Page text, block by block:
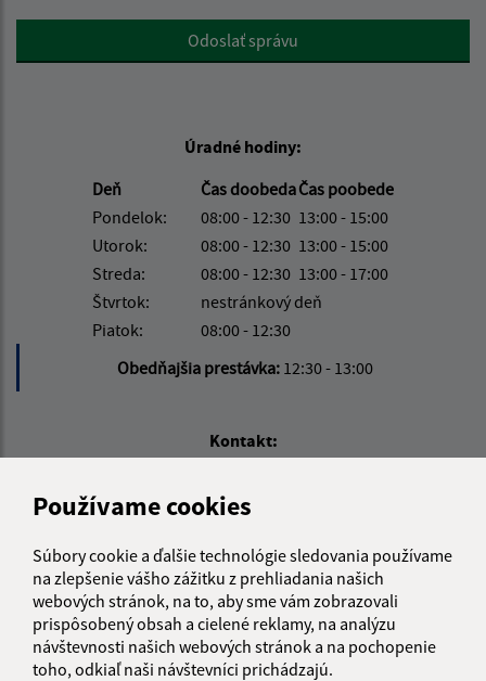
Používame cookies
Súbory cookie a ďalšie technológie sledovania používame
na zlepšenie vášho zážitku z prehliadania našich
webových stránok, na to, aby sme vám zobrazovali
prispôsobený obsah a cielené reklamy, na analýzu
návštevnosti našich webových stránok a na pochopenie
toho, odkiaľ naši návštevníci prichádzajú.
Google reCaptcha ResponseOdoslať správu
Úradné hodiny:
Deň
Čas doobedaČas poobede
Pondelok:
08:00 - 12:30 13:00 - 15:00
Utorok:
08:00 - 12:30 13:00 - 15:00
Streda:
08:00 - 12:30 13:00 - 17:00
Štvrtok:
nestránkový deň
Piatok:
08:00 - 12:30
Obedňajšia prestávka: 12:30 - 13:00
Kontakt:
Na rovni 302/12
info@lubotin.sk
+421 52 49 21 311
IČO: 00330035